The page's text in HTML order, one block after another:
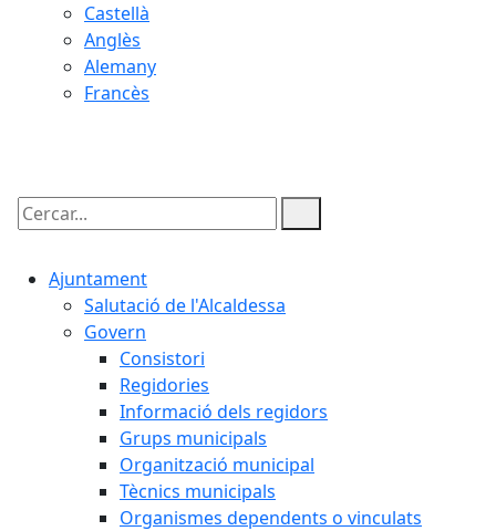
Castellà
Anglès
Alemany
Francès
Cercar:
Ajuntament
Salutació de l'Alcaldessa
Govern
Consistori
Regidories
Informació dels regidors
Grups municipals
Organització municipal
Tècnics municipals
Organismes dependents o vinculats